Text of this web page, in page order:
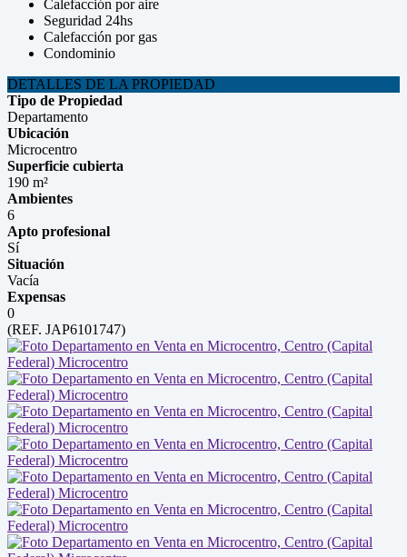
Calefacción por aire
Seguridad 24hs
Calefacción por gas
Condominio
DETALLES DE LA PROPIEDAD
Tipo de Propiedad
Departamento
Ubicación
Microcentro
Superficie cubierta
190 m²
Ambientes
6
Apto profesional
Sí
Situación
Vacía
Expensas
0
(REF. JAP6101747)